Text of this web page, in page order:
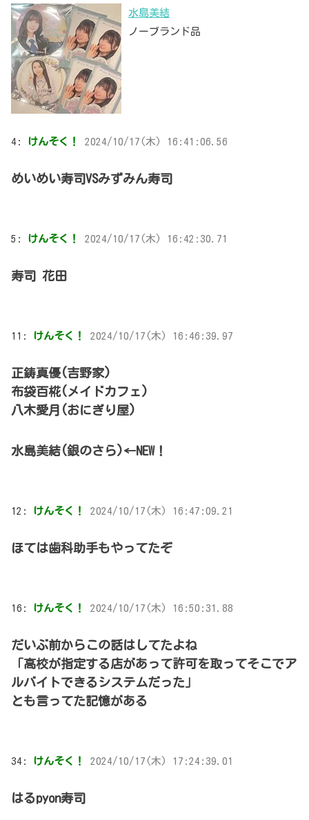
水島美結
ノーブランド品
4: けんそく！ 2024/10/17(木) 16:41:06.56
めいめい寿司VSみずみん寿司
5: けんそく！ 2024/10/17(木) 16:42:30.71
寿司 花田
11: けんそく！ 2024/10/17(木) 16:46:39.97
正鋳真優(吉野家)
布袋百椛(メイドカフェ)
八木愛月(おにぎり屋)
水島美結(銀のさら)←NEW！
12: けんそく！ 2024/10/17(木) 16:47:09.21
ほては歯科助手もやってたぞ
16: けんそく！ 2024/10/17(木) 16:50:31.88
だいぶ前からこの話はしてたよね
「高校が指定する店があって許可を取ってそこでア
ルバイトできるシステムだった」
とも言ってた記憶がある
34: けんそく！ 2024/10/17(木) 17:24:39.01
はるpyon寿司